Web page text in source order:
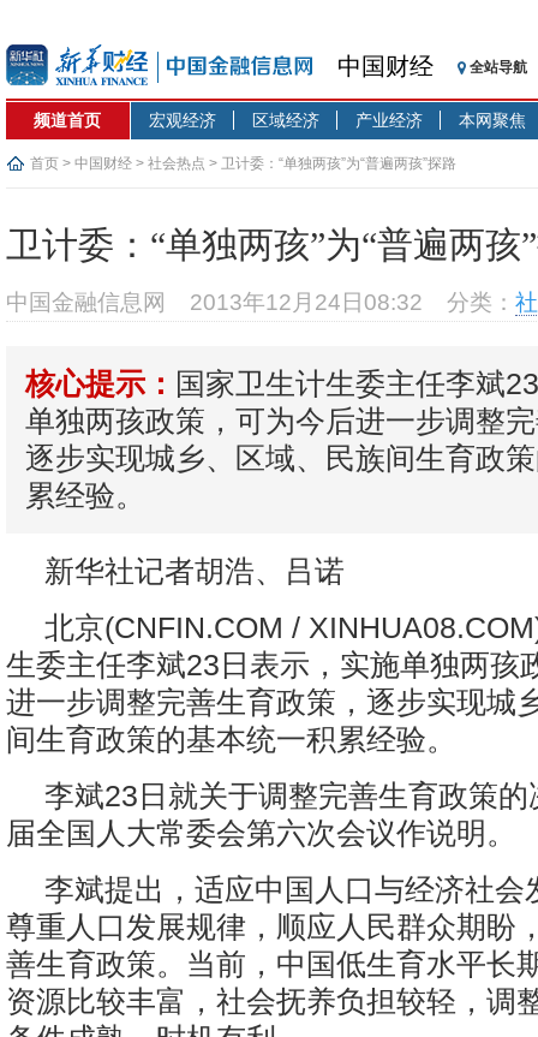
中国财经 全站导航
频道首页 宏观经济 区域经济 产业经济 本网聚焦
首页 > 中国财经 > 社会热点 > 卫计委：“单独两孩”为“普遍两孩”探路
卫计委：“单独两孩”为“普遍两孩
中国金融信息网 2013年12月24日08:32 分类：
核心提示： 国家卫生计生委主任李斌
单独两孩政策，可为今后进一步调整
逐步实现城乡、区域、民族间生育政
累经验。
新华社记者胡浩、吕诺
北京(CNFIN.COM /
生委主任李斌23日表示，实施单独两孩
进一步调整完善生育政策，逐步实现城
间生育政策的基本统一积累经验。
李斌23日就关于调整完善生育政策
届全国人大常委会第六次会议作说明。
李斌提出，适应中国人口与经济社会
尊重人口发展规律，顺应人民群众期盼
善生育政策。当前，中国低生育水平长
资源比较丰富，社会抚养负担较轻，调